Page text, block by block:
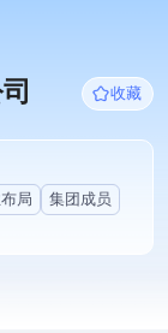
收藏
局 集团成员